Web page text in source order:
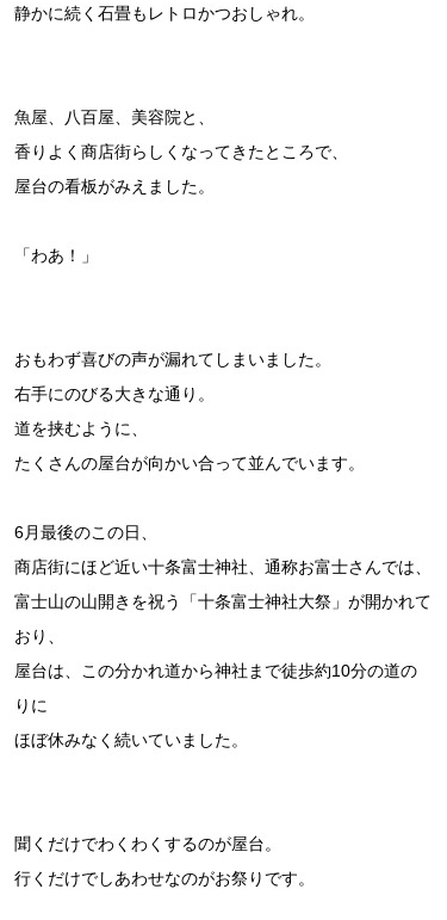
静かに続く石畳もレトロかつおしゃれ。
魚屋、八百屋、美容院と、
香りよく商店街らしくなってきたところで、
屋台の看板がみえました。
「わあ！」
おもわず喜びの声が漏れてしまいました。
右手にのびる大きな通り。
道を挟むように、
たくさんの屋台が向かい合って並んでいます。
6月最後のこの日、
商店街にほど近い十条富士神社、通称お富士さんでは、
富士山の山開きを祝う「十条富士神社大祭」が開かれて
おり、
屋台は、この分かれ道から神社まで徒歩約10分の道の
りに
ほぼ休みなく続いていました。
聞くだけでわくわくするのが屋台。
行くだけでしあわせなのがお祭りです。